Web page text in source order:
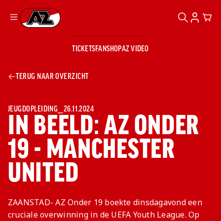
Ga naar onze homepage
TICKETSFANSHOPAZ VIDEO
AZ 1
JONG AZ
FANSHOP
BUSINESS
AZ Business
Wat is AZ
Business?
AZ Business
Losse tickets
Hospitality
Kees Kist
Lounge
Georg Kessler
Skybox
Partnership
Bestel je
seizoenkaart
Nieuws
Teams
Club & Fans
ZOEKEN
TERUG NAAR OVERZICHT
IN BEELD: AZ ONDER
19 - MANCHESTER
UNITED
JEUGDOPLEIDING 26.11.2024
ZAANSTAD- AZ Onder 19 boekte dinsdagavond een
cruciale overwinning in de UEFA Youth League. Op